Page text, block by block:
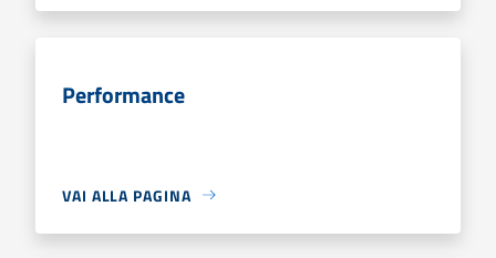
Performance
VAI ALLA PAGINA